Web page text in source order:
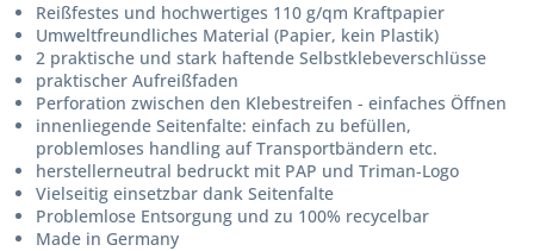
Reißfestes und hochwertiges 110 g/qm Kraftpapier
Umweltfreundliches Material (Papier, kein Plastik)
2 praktische und stark haftende Selbstklebeverschlüsse
praktischer Aufreißfaden
Perforation zwischen den Klebestreifen - einfaches Öffnen
innenliegende Seitenfalte: einfach zu befüllen,
problemloses handling auf Transportbändern etc.
herstellerneutral bedruckt mit PAP und Triman-Logo
Vielseitig einsetzbar dank Seitenfalte
Problemlose Entsorgung und zu 100% recycelbar
Made in Germany